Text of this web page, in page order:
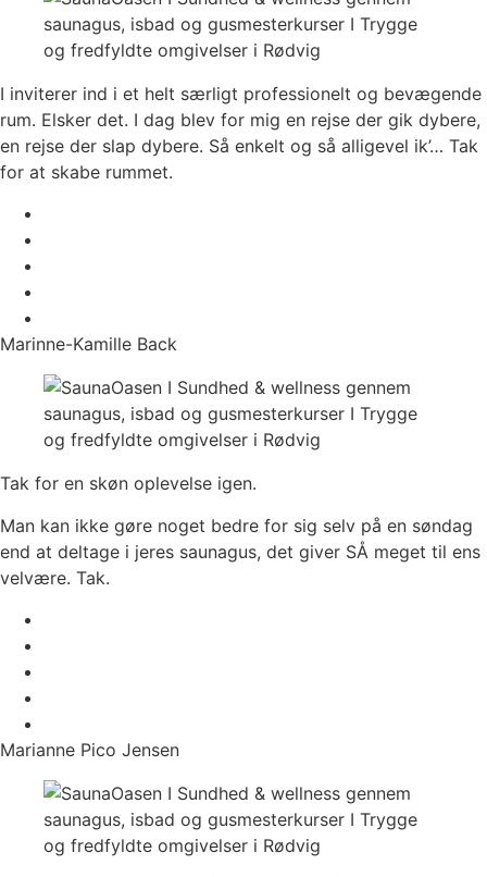
I inviterer ind i et helt særligt professionelt og bevægende
rum. Elsker det. I dag blev for mig en rejse der gik dybere,
en rejse der slap dybere. Så enkelt og så alligevel ik’… Tak
for at skabe rummet.
Marinne-Kamille Back
Tak for en skøn oplevelse igen.
Man kan ikke gøre noget bedre for sig selv på en søndag
end at deltage i jeres saunagus, det giver SÅ meget til ens
velvære. Tak.
Marianne Pico Jensen